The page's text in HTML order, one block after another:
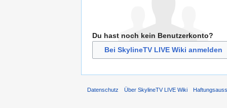
Du hast noch kein Benutzerkonto?
Bei SkylineTV LIVE Wiki anmelden
Datenschutz Über SkylineTV LIVE Wiki